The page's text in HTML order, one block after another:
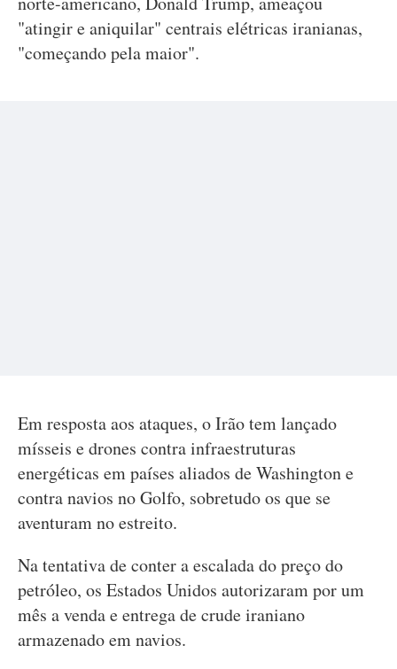
"atingir e aniquilar" centrais elétricas iranianas,
"começando pela maior".
Em resposta aos ataques, o Irão tem lançado
mísseis e drones contra infraestruturas
energéticas em países aliados de Washington e
contra navios no Golfo, sobretudo os que se
aventuram no estreito.
Na tentativa de conter a escalada do preço do
petróleo, os Estados Unidos autorizaram por um
mês a venda e entrega de crude iraniano
armazenado em navios.